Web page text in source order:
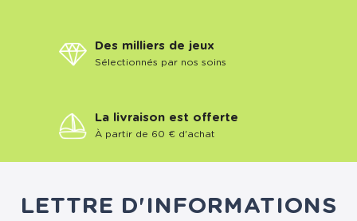
Des milliers de jeux
Sélectionnés par nos soins
La livraison est offerte
À partir de 60 € d'achat
LETTRE D'INFORMATIONS